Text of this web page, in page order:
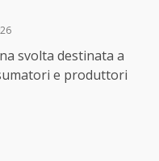
svolta destinata a
e produttori